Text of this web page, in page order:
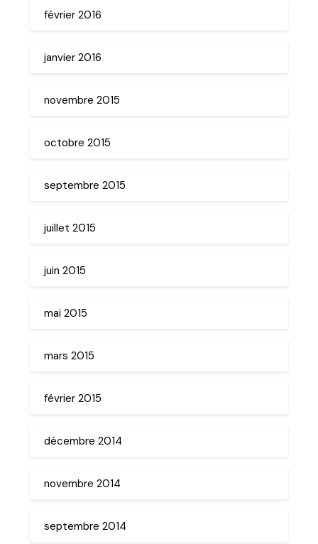
février 2016
janvier 2016
novembre 2015
octobre 2015
septembre 2015
juillet 2015
juin 2015
mai 2015
mars 2015
février 2015
décembre 2014
novembre 2014
septembre 2014